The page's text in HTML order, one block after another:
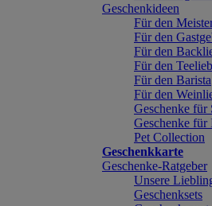
Geschenkideen
Für den
Für den
Für den
Für den
Für den Barista
Für den
Geschenke für
Geschenke für
Pet Collection
Geschenkkarte
Geschenke-Ratgeber
Unsere
Geschenksets